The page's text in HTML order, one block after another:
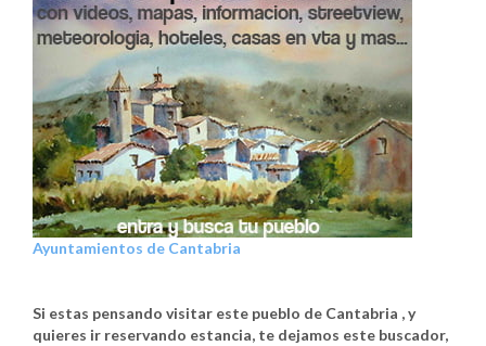
Ayuntamientos de Cantabria
Si estas pensando visitar este pueblo de Cantabria , y
quieres ir reservando estancia, te dejamos este buscador,